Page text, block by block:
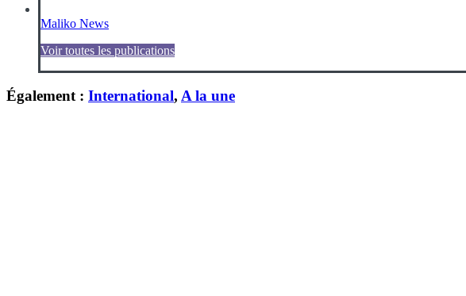
Maliko News
Voir toutes les publications
Également : International, A la une